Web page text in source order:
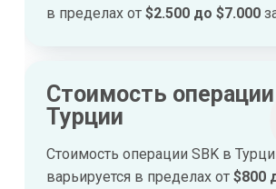
в пределах от $2.500 до $7.000
Стоимость операции
Турции
Стоимость операции SBK в
варьируется в пределах от $800